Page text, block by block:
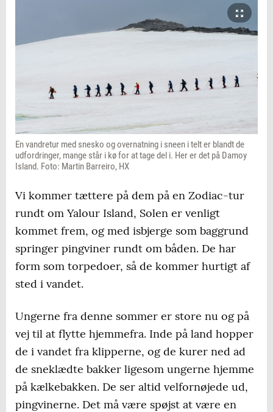
En vandretur med snesko og overnatning i sneen i telt er blandt de
udfordringer, mange står i kø for at tage del i. Her er det på Damoy
Island. Foto: Martin Barreiro, HX
Vi kommer tættere på dem på en Zodiac-tur
rundt om Yalour Island, Solen er venligt
kommet frem, og med isbjerge som baggrund
springer pingviner rundt om båden. De har
form som torpedoer, så de kommer hurtigt af
sted i vandet.
Ungerne fra denne sommer er store nu og på
vej til at flytte hjemmefra. Inde på land hopper
de i vandet fra klipperne, og de kurer ned ad
de sneklædte bakker ligesom ungerne hjemme
på kælkebakken. De ser altid velfornøjede ud,
pingvinerne. Det må være spøjst at være en